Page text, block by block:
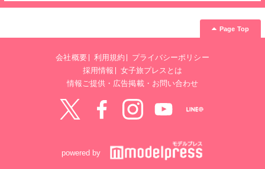
Page Top
会社概要 利用規約
プライバシーポリシー
採用情報
女子旅プレスとは
情報ご提供・広告掲載・お問い合わせ
powered by